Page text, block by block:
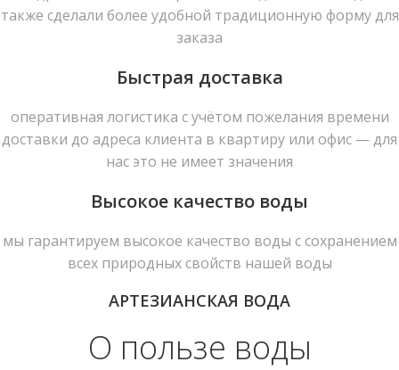
также сделали более удобной традиционную форму для
заказа
Быстрая доставка
оперативная логистика с учётом пожелания времени
доставки до адреса клиента в квартиру или офис — для
нас это не имеет значения
Высокое качество воды
мы гарантируем высокое качество воды с сохранением
всех природных свойств нашей воды
АРТЕЗИАНСКАЯ ВОДА
О пользе воды